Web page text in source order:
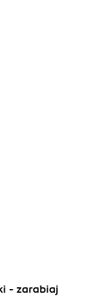
- zarabiaj